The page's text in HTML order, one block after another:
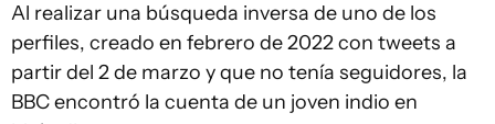
Al realizar una búsqueda inversa de uno de los
perfiles, creado en febrero de 2022 con tweets a
partir del 2 de marzo y que no tenía seguidores, la
BBC encontró la cuenta de un joven indio en